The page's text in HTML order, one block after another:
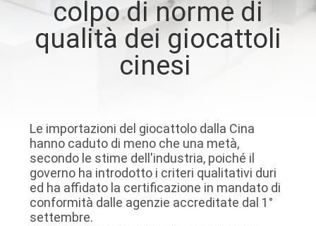
DELLA
FABBRICA
NOTIZIE
RICHIEDA
UNA
CITAZIONE
colpo di norme di
qualità dei giocattoli
cinesi
Le importazioni del giocattolo dalla Cina
hanno caduto di meno che una metà,
secondo le stime dell'industria, poiché il
governo ha introdotto i criteri qualitativi duri
ed ha affidato la certificazione in mandato di
conformità dalle agenzie accreditate dal 1°
settembre.